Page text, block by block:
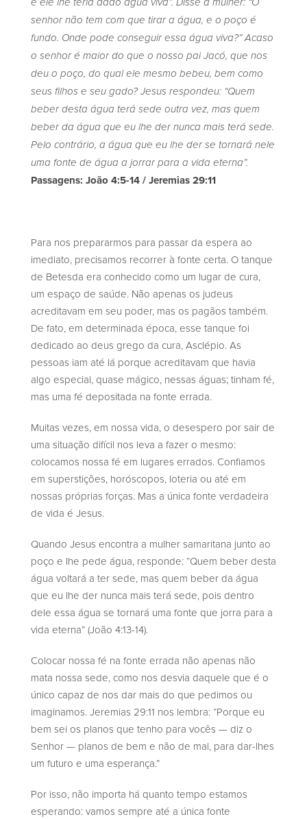
e ele lhe teria dado água viva”. Disse a mulher: “O
senhor não tem com que tirar a água, e o poço é
fundo. Onde pode conseguir essa água viva?” Acaso
o senhor é maior do que o nosso pai Jacó, que nos
deu o poço, do qual ele mesmo bebeu, bem como
seus filhos e seu gado? Jesus respondeu: “Quem
beber desta água terá sede outra vez, mas quem
beber da água que eu lhe der nunca mais terá sede.
Pelo contrário, a água que eu lhe der se tornará nele
uma fonte de água a jorrar para a vida eterna”.
Passagens: João 4:5-14 / Jeremias 29:11
Para nos prepararmos para passar da espera ao
imediato, precisamos recorrer à fonte certa. O tanque
de Betesda era conhecido como um lugar de cura,
um espaço de saúde. Não apenas os judeus
acreditavam em seu poder, mas os pagãos também.
De fato, em determinada época, esse tanque foi
dedicado ao deus grego da cura, Asclépio. As
pessoas iam até lá porque acreditavam que havia
algo especial, quase mágico, nessas águas; tinham fé,
mas uma fé depositada na fonte errada.
Muitas vezes, em nossa vida, o desespero por sair de
uma situação difícil nos leva a fazer o mesmo:
colocamos nossa fé em lugares errados. Confiamos
em superstições, horóscopos, loteria ou até em
nossas próprias forças. Mas a única fonte verdadeira
de vida é Jesus.
Quando Jesus encontra a mulher samaritana junto ao
poço e lhe pede água, responde: “Quem beber desta
água voltará a ter sede, mas quem beber da água
que eu lhe der nunca mais terá sede, pois dentro
dele essa água se tornará uma fonte que jorra para a
vida eterna” (João 4:13-14).
Colocar nossa fé na fonte errada não apenas não
mata nossa sede, como nos desvia daquele que é o
único capaz de nos dar mais do que pedimos ou
imaginamos. Jeremias 29:11 nos lembra: “Porque eu
bem sei os planos que tenho para vocês — diz o
Senhor — planos de bem e não de mal, para dar-lhes
um futuro e uma esperança.”
Por isso, não importa há quanto tempo estamos
esperando: vamos sempre até a única fonte